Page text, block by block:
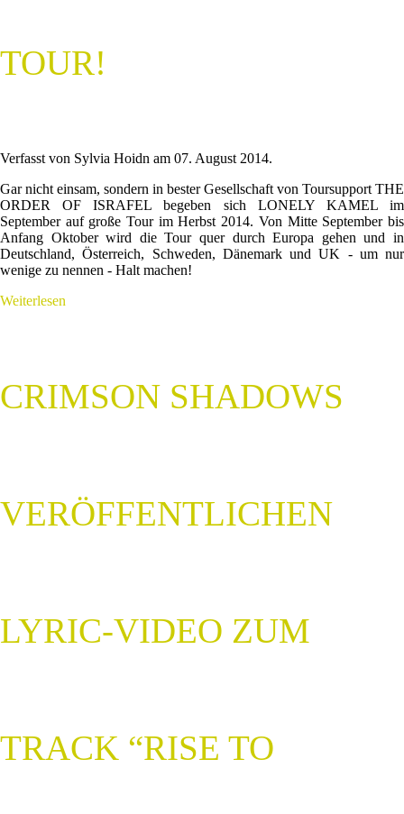
TOUR!
Verfasst von Sylvia Hoidn am 07. August 2014.
Gar nicht einsam, sondern in bester Gesellschaft von Toursupport THE
ORDER OF ISRAFEL begeben sich LONELY KAMEL im
September auf große Tour im Herbst 2014. Von Mitte September bis
Anfang Oktober wird die Tour quer durch Europa gehen und in
Deutschland, Österreich, Schweden, Dänemark und UK - um nur
wenige zu nennen - Halt machen!
Weiterlesen
CRIMSON SHADOWS
VERÖFFENTLICHEN
LYRIC-VIDEO ZUM
TRACK “RISE TO